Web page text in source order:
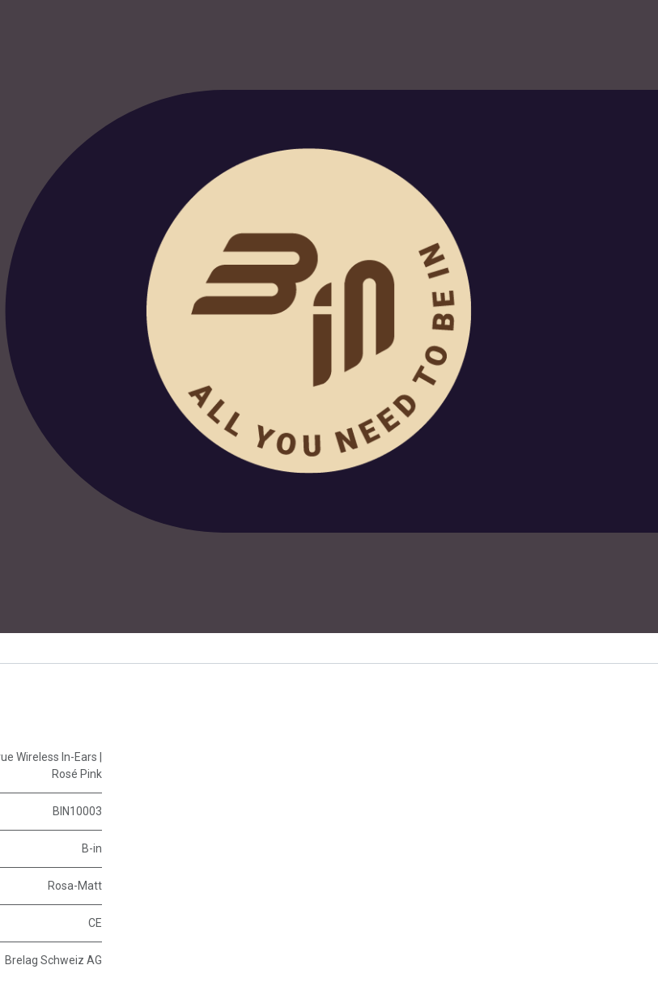
Wireless In-Ears |
Rosé Pink
BIN10003
B-in
Rosa-Matt
CE
Brelag Schweiz AG